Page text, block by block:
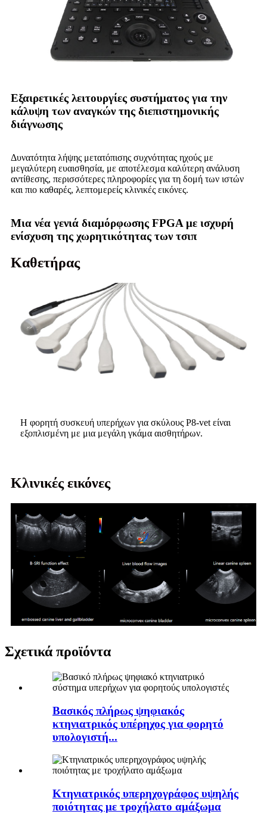
Εξαιρετικές λειτουργίες συστήματος για την
κάλυψη των αναγκών της διεπιστημονικής
διάγνωσης
Δυνατότητα λήψης μετατόπισης συχνότητας ηχούς με
μεγαλύτερη ευαισθησία, με αποτέλεσμα καλύτερη ανάλυση
αντίθεσης, περισσότερες πληροφορίες για τη δομή των ιστών
και πιο καθαρές, λεπτομερείς κλινικές εικόνες.
Μια νέα γενιά διαμόρφωσης FPGA με ισχυρή
ενίσχυση της χωρητικότητας των τσιπ
Καθετήρας
Η φορητή συσκευή υπερήχων για σκύλους P8-vet είναι
εξοπλισμένη με μια μεγάλη γκάμα αισθητήρων.
Κλινικές εικόνες
Σχετικά προϊόντα
Βασικός πλήρως ψηφιακός
κτηνιατρικός υπέρηχος για φορητό
υπολογιστή...
Κτηνιατρικός υπερηχογράφος υψηλής
ποιότητας με τροχήλατο αμάξωμα